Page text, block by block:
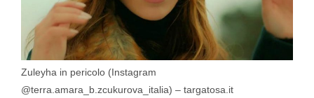
Zuleyha in pericolo (Instagram
@terra.amara_b.zcukurova_italia) – targatosa.it